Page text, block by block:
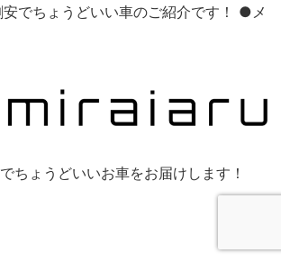
でちょうどいい車のご紹介です！ ●メ
ちょうどいいお車をお届けします！